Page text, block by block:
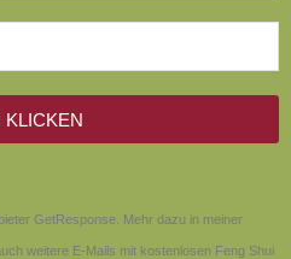
KLICKEN
GetResponse. Mehr dazu in meiner
weitere E-Mails mit kostenlosen Feng Shui